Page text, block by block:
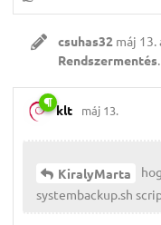
csuhas32 máj 13.
Rendszermentés.
klt máj 13.
KiralyMarta
systembackup.sh